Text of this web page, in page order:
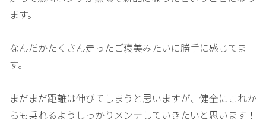
ます。
なんだかたくさん走ったご褒美みたいに勝手に感じてま
す。
まだまだ距離は伸びてしまうと思いますが、健全にこれか
らも乗れるようしっかりメンテしていきたいと思います！